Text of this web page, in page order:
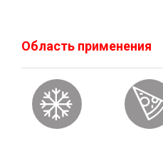
Область применения